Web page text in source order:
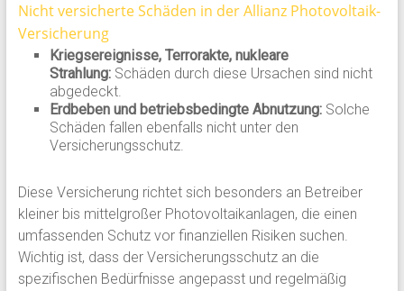
Nicht versicherte Schäden in der Allianz Photovoltaik-
Versicherung
Kriegsereignisse, Terrorakte, nukleare
Strahlung:Schäden durch diese Ursachen sind nicht
abgedeckt.
Erdbeben und betriebsbedingte Abnutzung:Solche
Schäden fallen ebenfalls nicht unter den
Versicherungsschutz.
Diese Versicherung richtet sich besonders an Betreiber
kleiner bis mittelgroßer Photovoltaikanlagen, die einen
umfassenden Schutz vor finanziellen Risiken suchen.
Wichtig ist, dass der Versicherungsschutz an die
spezifischen Bedürfnisse angepasst und regelmäßig